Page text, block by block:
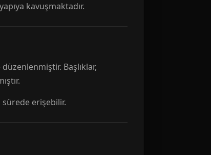
kavuşmaktadır.
Başlıklar,
sürede erişebilir.